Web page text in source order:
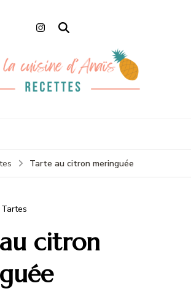
Tarte au citron meringuée
Tartes
citron